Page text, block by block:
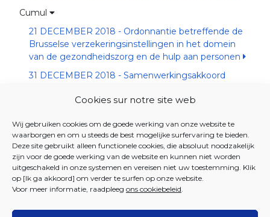
Cookies sur notre site web
Wij gebruiken cookies om de goede werking van onze website te
waarborgen en om u steeds de best mogelijke surfervaring te bieden.
Deze site gebruikt alleen functionele cookies, die absoluut noodzakelijk
zijn voor de goede werking van de website en kunnen niet worden
uitgeschakeld in onze systemen en vereisen niet uw toestemming. Klik
op [Ik ga akkoord] om verder te surfen op onze website.
Voor meer informatie, raadpleeg ons cookiebeleid.
Cumul
21 DECEMBER 2018 - Ordonnantie betreffende de
Brusselse verzekeringsinstellingen in het domein
van de gezondheidszorg en de hulp aan personen
31 DECEMBER 2018 - Samenwerkingsakkoord
mobiliteitshulpmiddelen in het tweetalige gebied
19 DECEMBER 2019 - Besluit tot vaststelling van de
nomenclatuur van de mobiliteitshulpmiddelen
Nomenclatuur van de mobiliteitshulpmiddelen
19 december 2023 - Omzendbrief
overgangsmaatregelen